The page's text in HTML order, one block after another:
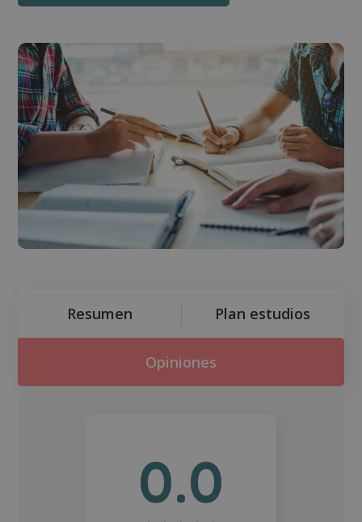
Resumen Plan estudios
Opiniones
0.0